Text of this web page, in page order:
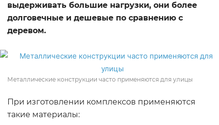
выдерживать большие нагрузки, они более
долговечные и дешевые по сравнению с
деревом.
Металлические конструкции часто применяются для улицы
При изготовлении комплексов применяются
такие материалы: